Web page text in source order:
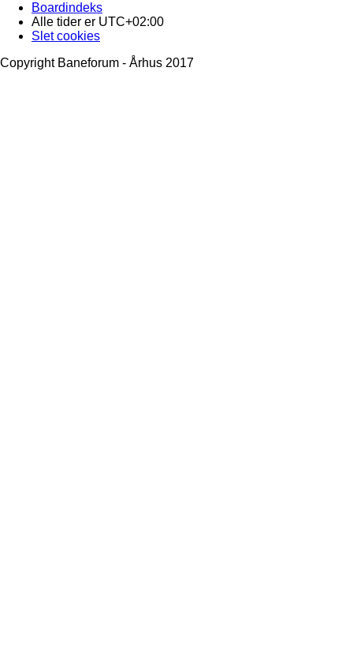
Boardindeks
Alle tider er UTC+02:00
Slet cookies
Copyright Baneforum - Århus 2017